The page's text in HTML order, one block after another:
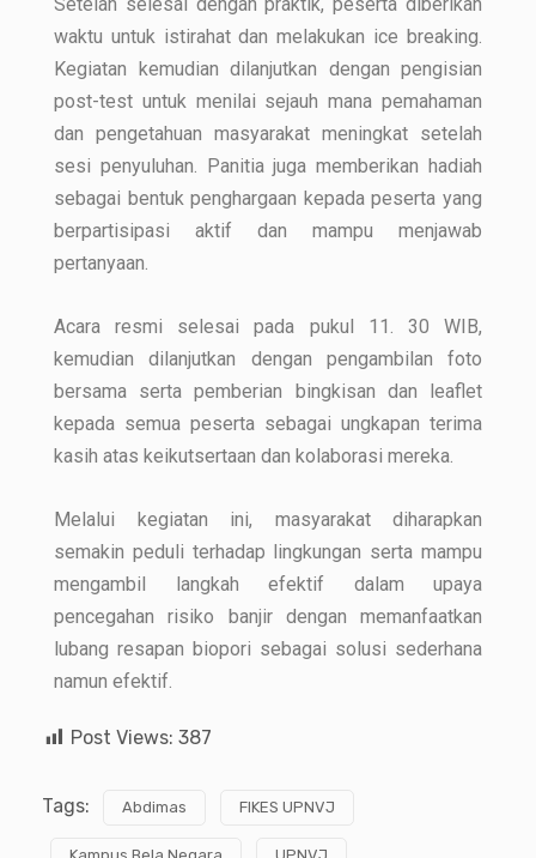
waktu untuk istirahat dan melakukan ice breaking.
Kegiatan kemudian dilanjutkan dengan pengisian
post-test untuk menilai sejauh mana pemahaman
dan pengetahuan masyarakat meningkat setelah
sesi penyuluhan. Panitia juga memberikan hadiah
sebagai bentuk penghargaan kepada peserta yang
berpartisipasi aktif dan mampu menjawab
pertanyaan.
Acara resmi selesai pada pukul 11. 30 WIB,
kemudian dilanjutkan dengan pengambilan foto
bersama serta pemberian bingkisan dan leaflet
kepada semua peserta sebagai ungkapan terima
kasih atas keikutsertaan dan kolaborasi mereka.
Melalui kegiatan ini, masyarakat diharapkan
semakin peduli terhadap lingkungan serta mampu
mengambil langkah efektif dalam upaya
pencegahan risiko banjir dengan memanfaatkan
lubang resapan biopori sebagai solusi sederhana
namun efektif.
Post Views: 387
Tags: Abdimas FIKES UPNVJ